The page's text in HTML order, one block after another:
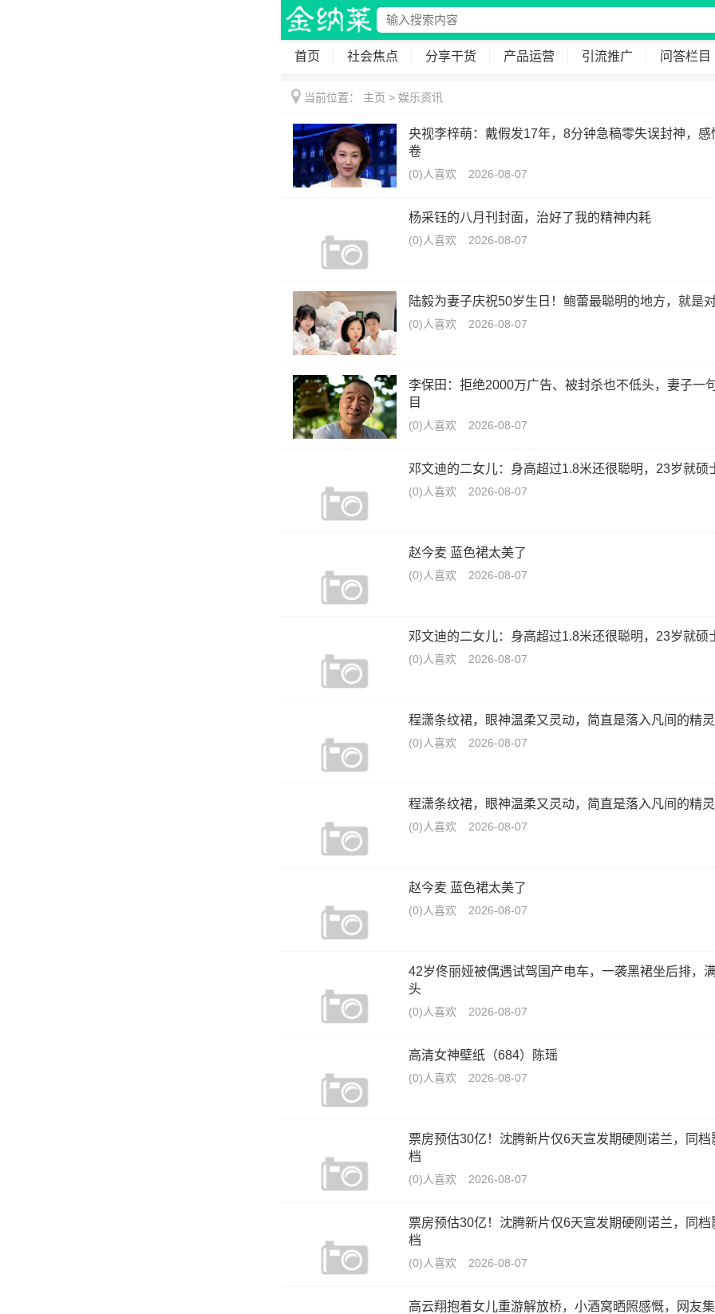
首页 社会焦点 分享干货 产品运营 引流推广 问答栏目
当前位置： 主页 > 娱乐资讯
央视李梓萌：戴假发17年，8分钟急稿零失误封神，感
卷
(0)人喜欢 2026-08-07
杨采钰的八月刊封面，治好了我的精神内耗
(0)人喜欢 2026-08-07
陆毅为妻子庆祝50岁生日！鲍蕾最聪明的地方，就是
(0)人喜欢 2026-08-07
李保田：拒绝2000万广告、被封杀也不低头，妻子一
目
(0)人喜欢 2026-08-07
邓文迪的二女儿：身高超过1.8米还很聪明，23岁就硕
(0)人喜欢 2026-08-07
赵今麦 蓝色裙太美了
(0)人喜欢 2026-08-07
邓文迪的二女儿：身高超过1.8米还很聪明，23岁就硕
(0)人喜欢 2026-08-07
程潇条纹裙，眼神温柔又灵动，简直是落入凡间的精灵
(0)人喜欢 2026-08-07
程潇条纹裙，眼神温柔又灵动，简直是落入凡间的精灵
(0)人喜欢 2026-08-07
赵今麦 蓝色裙太美了
(0)人喜欢 2026-08-07
42岁佟丽娅被偶遇试驾国产电车，一袭黑裙坐后排，
头
(0)人喜欢 2026-08-07
高清女神壁纸（684）陈瑶
(0)人喜欢 2026-08-07
票房预估30亿！沈腾新片仅6天宣发期硬刚诺兰，同档
档
(0)人喜欢 2026-08-07
票房预估30亿！沈腾新片仅6天宣发期硬刚诺兰，同档
档
(0)人喜欢 2026-08-07
高云翔抱着女儿重游解放桥，小酒窝晒照感慨，网友